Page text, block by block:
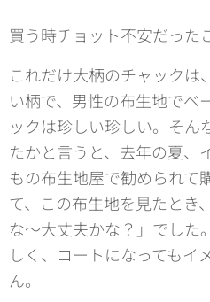
買う時チョット不安だった
これだけ大柄のチャックは
い柄で、男性の布生地でベ
ックは珍しい珍しい。そん
たかと言うと、去年の夏、
もの布生地屋で勧められて
て、この布生地を見たとき
な～大丈夫かな？」でした
しく、コートになってもイ
ん。